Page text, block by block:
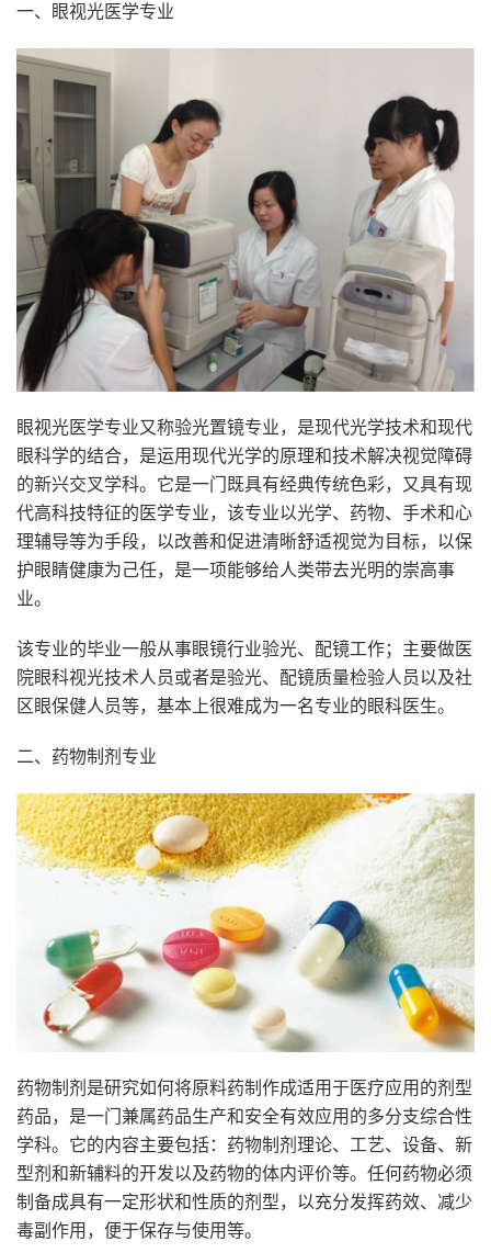
一、眼视光医学专业
眼视光医学专业又称验光置镜专业，是现代光学技术和现代
眼科学的结合，是运用现代光学的原理和技术解决视觉障碍
的新兴交叉学科。它是一门既具有经典传统色彩，又具有现
代高科技特征的医学专业，该专业以光学、药物、手术和心
理辅导等为手段，以改善和促进清晰舒适视觉为目标，以保
护眼睛健康为己任，是一项能够给人类带去光明的崇高事
业。
该专业的毕业一般从事眼镜行业验光、配镜工作；主要做医
院眼科视光技术人员或者是验光、配镜质量检验人员以及社
区眼保健人员等，基本上很难成为一名专业的眼科医生。
二、药物制剂专业
药物制剂是研究如何将原料药制作成适用于医疗应用的剂型
药品，是一门兼属药品生产和安全有效应用的多分支综合性
学科。它的内容主要包括：药物制剂理论、工艺、设备、新
型剂和新辅料的开发以及药物的体内评价等。任何药物必须
制备成具有一定形状和性质的剂型，以充分发挥药效、减少
毒副作用，便于保存与使用等。